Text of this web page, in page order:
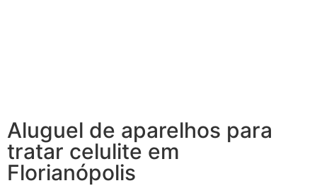
Aluguel de aparelhos para
tratar celulite em
Florianópolis